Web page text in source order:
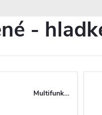
-
Multifunkčné